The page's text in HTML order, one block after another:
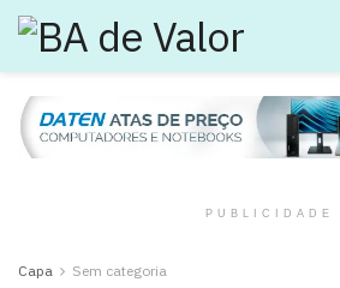
PUBLICIDADE
Capa Sem categoria